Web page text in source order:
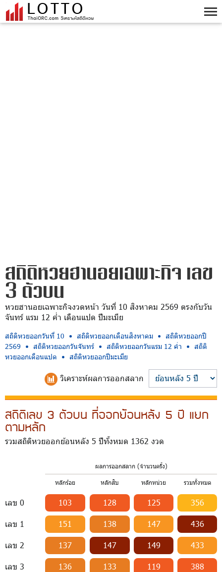
สถิติหวยฮานอยเฉพาะกิจ เลข
3 ตัวบน
หวยฮานอยเฉพาะกิจงวดหน้า วันที่ 10 สิงหาคม 2569 ตรงกับวัน
จันทร์ แรม 12 ค่ำ เดือนแปด ปีมะเมีย
สถิติหวยออกวันที่ 10 สถิติหวยออกเดือนสิงหาคม
สถิติหวยออกปี
2569
สถิติหวยออกวันจันทร์ สถิติหวยออกวันแรม 12 ค่ำ
สถิติ
หวยออกเดือนแปด
สถิติหวยออกปีมะเมีย
วิเคราะห์ผลการออกสลาก
สถิติเลข 3 ตัวบน ที่ออกย้อนหลัง 5 ปี แยก
ตามหลัก
รวมสถิติหวยออกย้อนหลัง 5 ปีทั้งหมด 1362 งวด
ผลการออกสลาก (จำนวนครั้ง)
หลักร้อย หลักสิบ หลักหน่วย รวมทั้งหมด
เลข 0 103 128 125 356
เลข 1 151 138 147 436
เลข 2 137 147 149 433
เลข 3 136 133 119 388